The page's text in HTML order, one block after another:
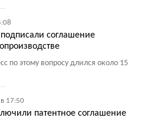
соглашение
по этому вопросу длился около 15
17:50
патентное соглашение